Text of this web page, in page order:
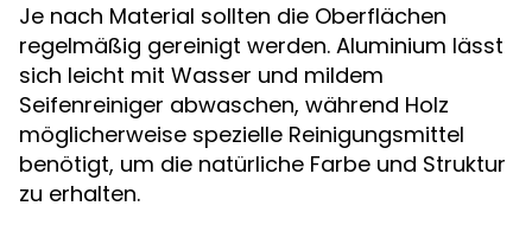
Je nach Material sollten die Oberflächen
regelmäßig gereinigt werden. Aluminium lässt
sich leicht mit Wasser und mildem
Seifenreiniger abwaschen, während Holz
möglicherweise spezielle Reinigungsmittel
benötigt, um die natürliche Farbe und Struktur
zu erhalten.